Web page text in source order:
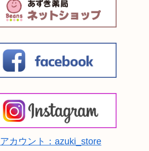
アカウント：azuki_store